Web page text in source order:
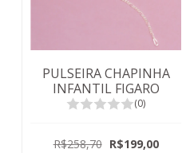
PULSEIRA CHAPINHA
INFANTIL FIGARO
(0)
R$258,70 R$199,00